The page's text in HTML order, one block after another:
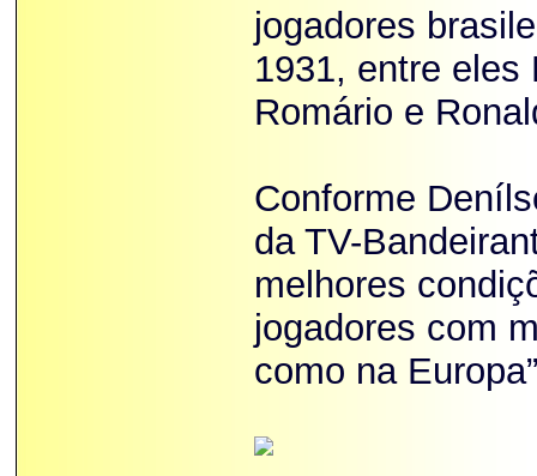
jogadores
1931, entre eles
Romário e
Conforme
da TV-
melhores
jogadores com
como na